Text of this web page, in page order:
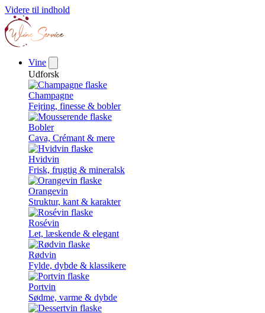
Videre til indhold
Vine
Udforsk
Champagne
Fejring, finesse & bobler
Bobler
Cava, Crémant & mere
Hvidvin
Frisk, frugtig & mineralsk
Orangevin
Struktur, kant & karakter
Rosévin
Let, læskende & elegant
Rødvin
Fylde, dybde & klassikere
Portvin
Sødme, varme & dybde